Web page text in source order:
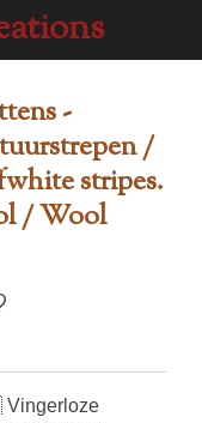
-
/
stripes.
/ Wool